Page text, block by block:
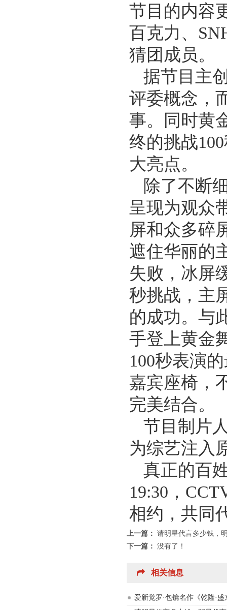
节目的内容
百克力、
猜团成员。
据节目主
评委概念，
事。同时黄
终的挑战
大亮点。
除了不断
呈现为观众
屏和众多碎
遮住华丽的
失败，冰屏
秒挑战，主
的成功。与
手登上黄金
100秒表演
嘉宾座椅，
完美结合。
节目制片
为综艺注入
真正的百
19:30，
相约，共同
上一篇： 请明星代言多少钱，
下一篇： 没有了！
相关信息
爱新觉罗·包镛名作《乾隆·